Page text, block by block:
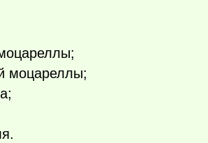
моцареллы;